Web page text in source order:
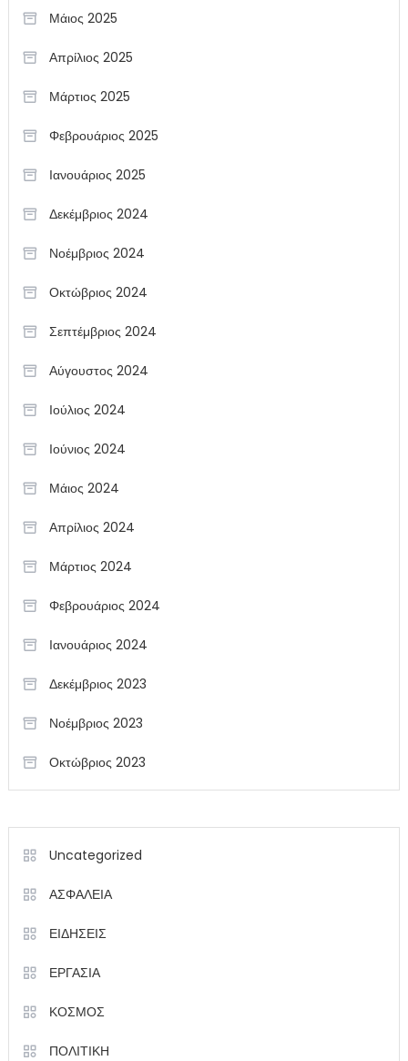
Μάιος 2025
Απρίλιος 2025
Μάρτιος 2025
Φεβρουάριος 2025
Ιανουάριος 2025
Δεκέμβριος 2024
Νοέμβριος 2024
Οκτώβριος 2024
Σεπτέμβριος 2024
Αύγουστος 2024
Ιούλιος 2024
Ιούνιος 2024
Μάιος 2024
Απρίλιος 2024
Μάρτιος 2024
Φεβρουάριος 2024
Ιανουάριος 2024
Δεκέμβριος 2023
Νοέμβριος 2023
Οκτώβριος 2023
Uncategorized
ΑΣΦΑΛΕΙΑ
ΕΙΔΗΣΕΙΣ
ΕΡΓΑΣΙΑ
ΚΟΣΜΟΣ
ΠΟΛΙΤΙΚΗ